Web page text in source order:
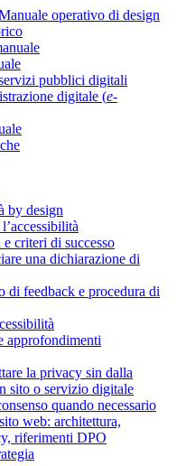
operativo di design
pubblici digitali
digitale (e-
by design
criteri di successo
una dichiarazione di
di feedback e procedura di
approfondimenti
la privacy sin dalla
sito o servizio digitale
quando necessario
web: architettura,
riferimenti DPO